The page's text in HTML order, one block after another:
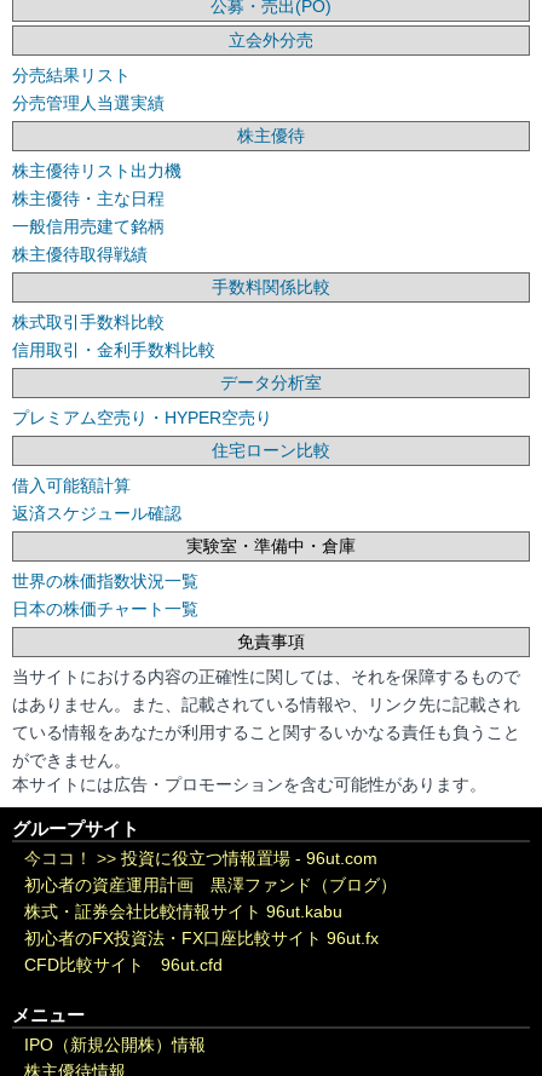
公募・売出(PO)
立会外分売
分売結果リスト
分売管理人当選実績
株主優待
株主優待リスト出力機
株主優待・主な日程
一般信用売建て銘柄
株主優待取得戦績
手数料関係比較
株式取引手数料比較
信用取引・金利手数料比較
データ分析室
プレミアム空売り・HYPER空売り
住宅ローン比較
借入可能額計算
返済スケジュール確認
実験室・準備中・倉庫
世界の株価指数状況一覧
日本の株価チャート一覧
免責事項
当サイトにおける内容の正確性に関しては、それを保障するもので
はありません。また、記載されている情報や、リンク先に記載され
ている情報をあなたが利用すること関するいかなる責任も負うこと
ができません。
本サイトには広告・プロモーションを含む可能性があります。
グループサイト
今ココ！ >> 投資に役立つ情報置場 - 96ut.com
初心者の資産運用計画 黒澤ファンド（ブログ）
株式・証券会社比較情報サイト 96ut.kabu
初心者のFX投資法・FX口座比較サイト 96ut.fx
CFD比較サイト 96ut.cfd
メニュー
IPO（新規公開株）情報
株主優待情報